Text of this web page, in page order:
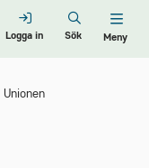
Logga in Sök Meny